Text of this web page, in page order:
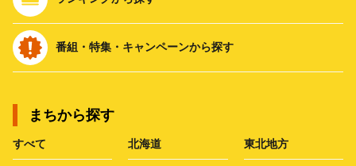
番組・特集・キャンペーンから探す
まちから探す
すべて 北海道 東北地方